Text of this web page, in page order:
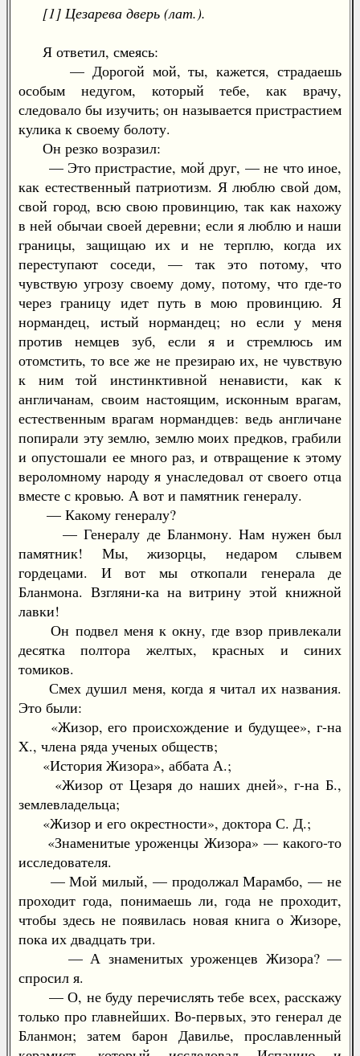
[1] Цезарева дверь (лат.).
Я ответил, смеясь:
— Дорогой мой, ты, кажется, страдаешь
особым недугом, который тебе, как врачу,
следовало бы изучить; он называется пристрастием
кулика к своему болоту.
Он резко возразил:
— Это пристрастие, мой друг, — не что иное,
как естественный патриотизм. Я люблю свой дом,
свой город, всю свою провинцию, так как нахожу
в ней обычаи своей деревни; если я люблю и наши
границы, защищаю их и не терплю, когда их
переступают соседи, — так это потому, что
чувствую угрозу своему дому, потому, что где-то
через границу идет путь в мою провинцию. Я
нормандец, истый нормандец; но если у меня
против немцев зуб, если я и стремлюсь им
отомстить, то все же не презираю их, не чувствую
к ним той инстинктивной ненависти, как к
англичанам, своим настоящим, исконным врагам,
естественным врагам нормандцев: ведь англичане
попирали эту землю, землю моих предков, грабили
и опустошали ее много раз, и отвращение к этому
вероломному народу я унаследовал от своего отца
вместе с кровью. А вот и памятник генералу.
— Какому генералу?
— Генералу де Бланмону. Нам нужен был
памятник! Мы, жизорцы, недаром слывем
гордецами. И вот мы откопали генерала де
Бланмона. Взгляни-ка на витрину этой книжной
лавки!
Он подвел меня к окну, где взор привлекали
десятка полтора желтых, красных и синих
томиков.
Смех душил меня, когда я читал их названия.
Это были:
«Жизор, его происхождение и будущее», г-на
X., члена ряда ученых обществ;
«История Жизора», аббата А.;
«Жизор от Цезаря до наших дней», г-на Б.,
землевладельца;
«Жизор и его окрестности», доктора С. Д.;
«Знаменитые уроженцы Жизора» — какого-то
исследователя.
— Мой милый, — продолжал Марамбо, — не
проходит года, понимаешь ли, года не проходит,
чтобы здесь не появилась новая книга о Жизоре,
пока их двадцать три.
— А знаменитых уроженцев Жизора? —
спросил я.
— О, не буду перечислять тебе всех, расскажу
только про главнейших. Во-первых, это генерал де
Бланмон; затем барон Давилье, прославленный